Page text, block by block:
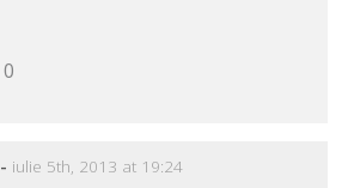
0
- iulie 5th, 2013 at 19:24